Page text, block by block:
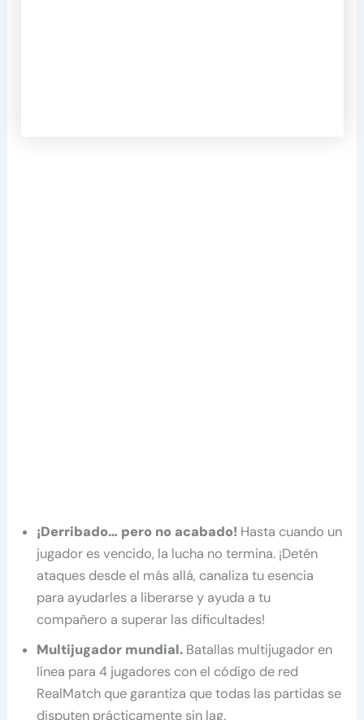
¡Derribado… pero no acabado! Hasta cuando un
jugador es vencido, la lucha no termina. ¡Detén
ataques desde el más allá, canaliza tu esencia
para ayudarles a liberarse y ayuda a tu
compañero a superar las dificultades!
Multijugador mundial. Batallas multijugador en
línea para 4 jugadores con el código de red
RealMatch que garantiza que todas las partidas se
disputen prácticamente sin lag.